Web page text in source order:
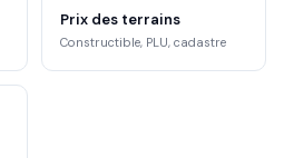
Prix des terrains
Constructible, PLU, cadastre